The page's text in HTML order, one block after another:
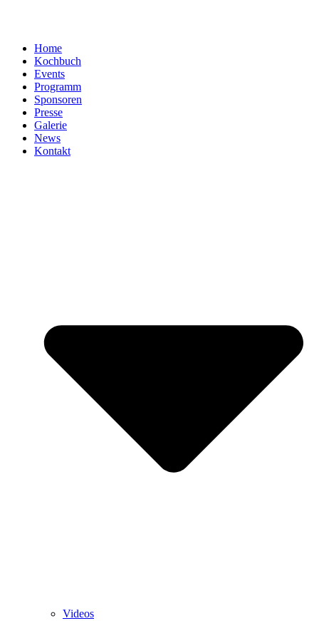
Home
Kochbuch
Events
Programm
Sponsoren
Presse
Galerie
News
Kontakt
Videos